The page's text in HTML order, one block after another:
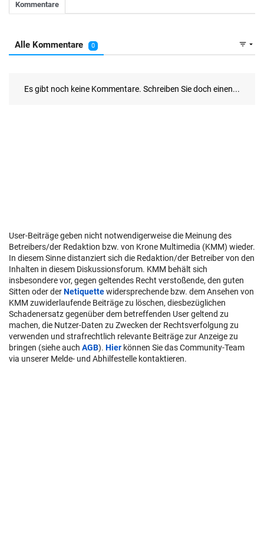
User-Beiträge geben nicht notwendigerweise die Meinung des
Betreibers/der Redaktion bzw. von Krone Multimedia (KMM) wieder.
In diesem Sinne distanziert sich die Redaktion/der Betreiber von den
Inhalten in diesem Diskussionsforum. KMM behält sich
insbesondere vor, gegen geltendes Recht verstoßende, den guten
Sitten oder derNetiquettewidersprechende bzw. dem Ansehen von
KMM zuwiderlaufende Beiträge zu löschen, diesbezüglichen
Schadenersatz gegenüber dem betreffenden User geltend zu
machen, die Nutzer-Daten zu Zwecken der Rechtsverfolgung zu
verwenden und strafrechtlich relevante Beiträge zur Anzeige zu
bringen (siehe auch AGB). Hier können Sie das Community-Team
via unserer Melde- und Abhilfestelle kontaktieren.